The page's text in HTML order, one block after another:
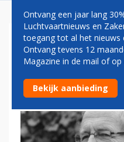
PAUL
LUCHTVAART
Ontvang een jaar lang
Luchtvaartnieuws en
toegang tot al het nieuws
Ontvang tevens 12
Magazine in de mail of op
Bekijk aanbieding